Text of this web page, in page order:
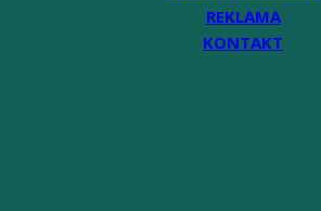
REKLAMA
KONTAKT